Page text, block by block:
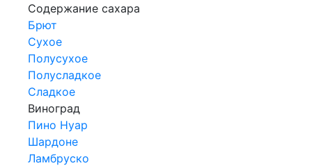
Содержание сахара
Брют
Сухое
Полусухое
Полусладкое
Сладкое
Виноград
Пино Нуар
Шардоне
Ламбруско